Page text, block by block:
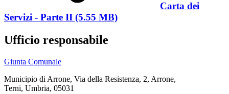
Carta dei
Servizi - Parte II (5.55 MB)
Ufficio responsabile
Giunta Comunale
Municipio di Arrone, Via della Resistenza, 2, Arrone,
Terni, Umbria, 05031